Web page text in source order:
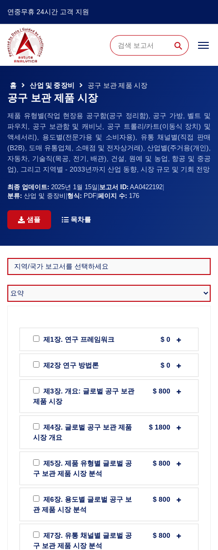
연중무휴 24시간 고객 지원
⚲
홈 산업 및 중장비 공구 보관 제품 시장
공구 보관 제품 시장
제품 유형별(작업 현장용 공구함(공구 정리함), 공구 가방, 벨트 및
파우치, 공구 보관함 및 캐비닛, 공구 트롤리/카트(이동식 장치) 및
액세서리), 용도별(전문가용 및 소비자용), 유통 채널별(직접 판매
(B2B), 도매 유통업체, 소매점 및 전자상거래), 산업별(주거용(개인),
자동차, 기술직(목공, 전기, 배관), 건설, 원예 및 농업, 항공 및 중공
업), 그리고 지역별 - 2033년까지 산업 동향, 시장 규모 및 기회 전망
최종 업데이트: 2025년 1월 15일 보고서 ID: AA0422192
분류: 산업 및 중장비 형식: PDF 페이지 수: 176
샘플 목차를
제1장. 연구 프레임워크 $ 0
제2장 연구 방법론 $ 0
제3장. 개요: 글로벌 공구 보관
제품 시장
$ 800
제4장. 글로벌 공구 보관 제품
시장 개요
$ 1800
제5장. 제품 유형별 글로벌 공
구 보관 제품 시장 분석
$ 800
제6장. 용도별 글로벌 공구 보
관 제품 시장 분석
$ 800
제7장. 유통 채널별 글로벌 공
구 보관 제품 시장 분석
$ 800